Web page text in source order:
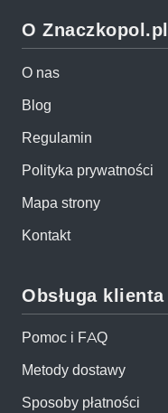
O Znaczkopol.pl
O nas
Blog
Regulamin
Polityka prywatności
Mapa strony
Kontakt
Obsługa klienta
Pomoc i FAQ
Metody dostawy
Sposoby płatności